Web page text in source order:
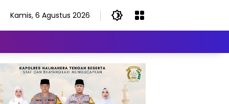
Kamis, 6 Agustus 2026